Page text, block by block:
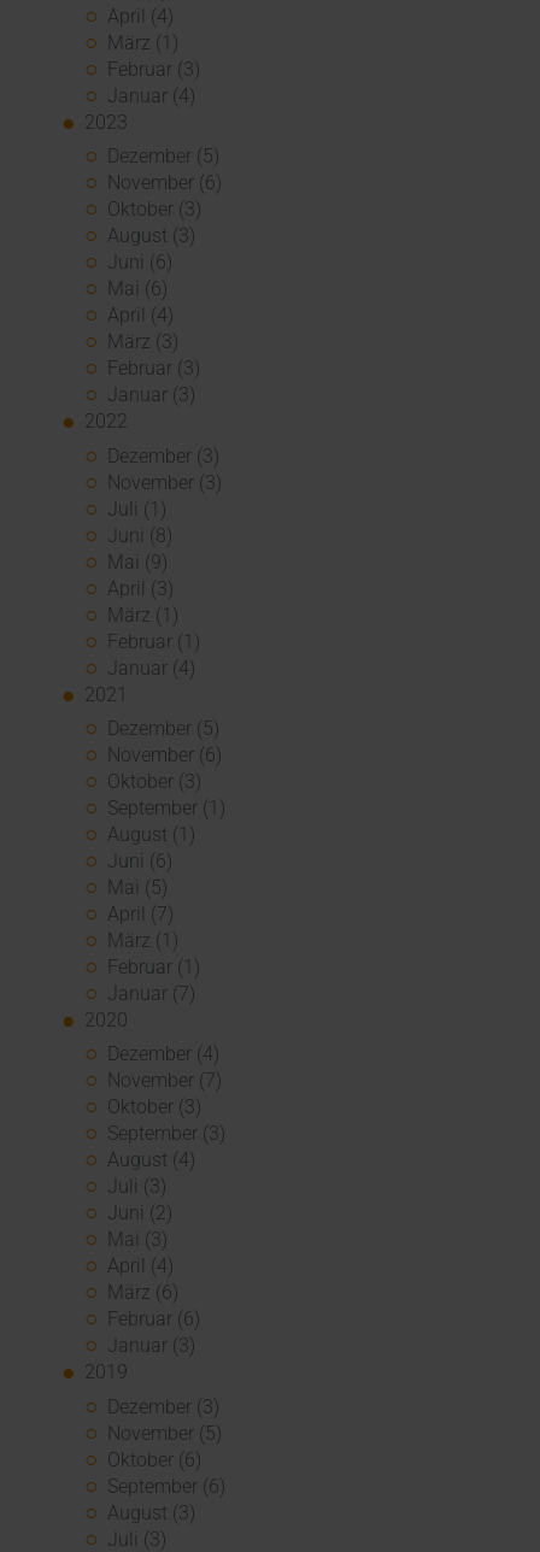
April (4)
März (1)
Februar (3)
Januar (4)
2023
Dezember (5)
November (6)
Oktober (3)
August (3)
Juni (6)
Mai (6)
April (4)
März (3)
Februar (3)
Januar (3)
2022
Dezember (3)
November (3)
Juli (1)
Juni (8)
Mai (9)
April (3)
März (1)
Februar (1)
Januar (4)
2021
Dezember (5)
November (6)
Oktober (3)
September (1)
August (1)
Juni (6)
Mai (5)
April (7)
März (1)
Februar (1)
Januar (7)
2020
Dezember (4)
November (7)
Oktober (3)
September (3)
August (4)
Juli (3)
Juni (2)
Mai (3)
April (4)
März (6)
Februar (6)
Januar (3)
2019
Dezember (3)
November (5)
Oktober (6)
September (6)
August (3)
Juli (3)